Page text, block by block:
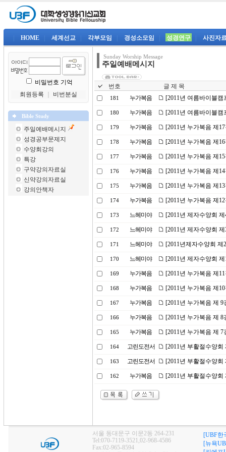
HOME 세계선교 각부모임 경성소모임 성경연구 사진자
비밀번호 기억
회원등록
비번분실
Bible Study
주일예배메시지
성경공부문제지
수양회강의
특강
구약강의자료실
신약강의자료실
강의안책자
Sunday Worship Message
주일예배메시지
번호 글 제 목
181 누가복음 [2011년 여름바이블
180 누가복음 [2011년 여름바이블
179 누가복음 [2011년 누가복음 제
178 누가복음 [2011년 누가복음 제
177 누가복음 [2011년 누가복음 제
176 누가복음 [2011년 누가복음 제
175 누가복음 [2011년 누가복음 제
174 누가복음 [2011년 누가복음 제
173 느헤미야 [2011년 제자수양회
172 느헤미야 [2011년 제자수양회
171 느헤미야 [2011년제자수양회
170 느헤미야 [2011년 제자수양회
169 누가복음 [2011년 누가복음 제
168 누가복음 [2011년 누가복음 제
167 누가복음 [2011년 누가복음 제
166 누가복음 [2011년 누가복음 제
165 누가복음 [2011년 누가복음 제
164 고린도전서 [2011년 부활절수양
163 고린도전서 [2011년 부활절수양
162 누가복음 [2011년 부활절수양
서울 동대문구 이문2동 264-231
Tel:070-7119-3521,02-968-4586
Fax:02-965-8594
[UBF한
[뉴욕